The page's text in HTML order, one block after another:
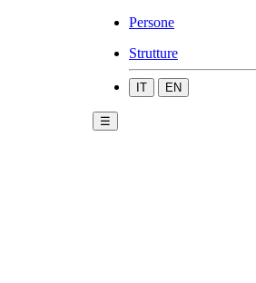
Persone
Strutture
IT EN
☰